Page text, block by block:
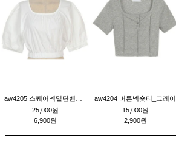
25,000원
6,900원
aw4204 버튼넥숏티_그레이
15,000원
2,900원